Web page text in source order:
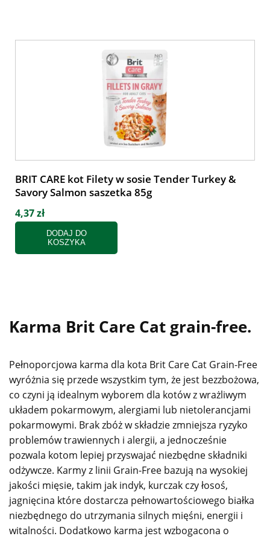
BRIT CARE kot Filety w sosie Tender Turkey &
Savory Salmon saszetka 85g
4,37 zł
DODAJ DO
KOSZYKA
Karma Brit Care Cat grain-free.
Pełnoporcjowa karma dla kota Brit Care Cat Grain-Free
wyróżnia się przede wszystkim tym, że jest bezzbożowa,
co czyni ją idealnym wyborem dla kotów z wrażliwym
układem pokarmowym, alergiami lub nietolerancjami
pokarmowymi. Brak zbóż w składzie zmniejsza ryzyko
problemów trawiennych i alergii, a jednocześnie
pozwala kotom lepiej przyswajać niezbędne składniki
odżywcze. Karmy z linii Grain-Free bazują na wysokiej
jakości mięsie, takim jak indyk, kurczak czy łosoś,
jagnięcina które dostarcza pełnowartościowego białka
niezbędnego do utrzymania silnych mięśni, energii i
witalności. Dodatkowo karma jest wzbogacona o